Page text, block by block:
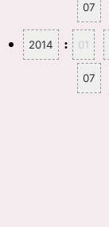
07
2014 : 01
07